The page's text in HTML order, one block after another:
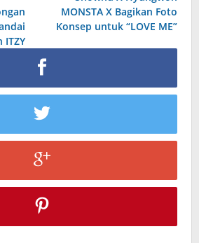
MONSTA X Bagikan Foto
Konsep untuk “LOVE ME”